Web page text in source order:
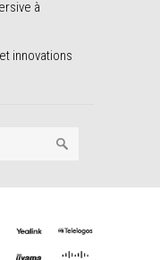
à
innovations